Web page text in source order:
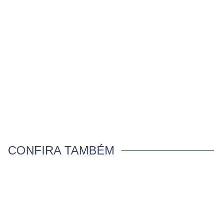
CONFIRA TAMBÉM